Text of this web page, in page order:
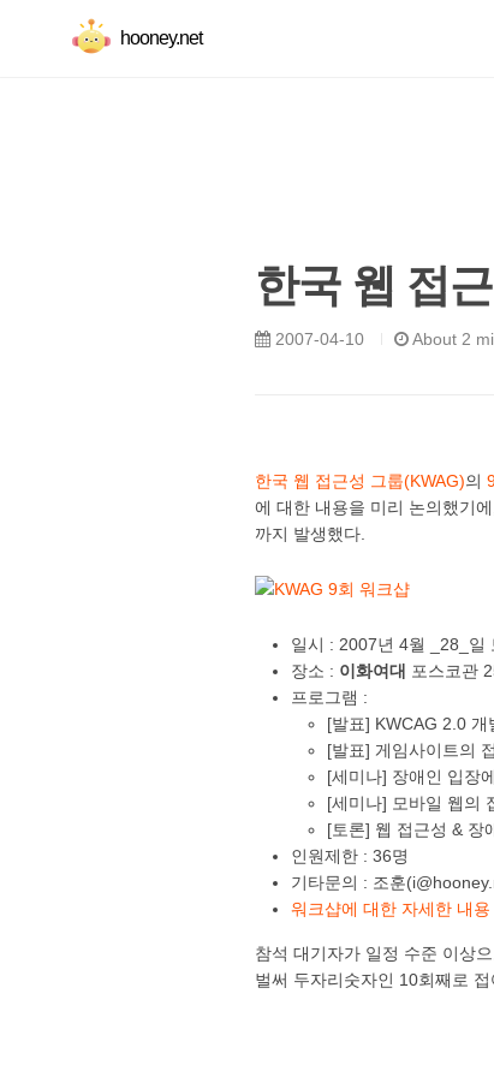
hooney.net
한국 웹 접
2007-04-10 About 2
한국 웹 접근성 그룹(KWAG)의
에 대한 내용을 미리 논의했기
까지 발생했다.
일시 : 2007년 4월 _28_일
장소 : 이화여대 포스코관
프로그램 :
[발표] KWCAG 2.0
[발표] 게임사이트의
[세미나] 장애인 입장
[세미나] 모바일 웹의
[토론] 웹 접근성 & 장
인원제한 : 36명
기타문의 : 조훈
워크샵에 대한 자세한 내용
참석 대기자가 일정 수준 이상
벌써 두자리숫자인 10회째로